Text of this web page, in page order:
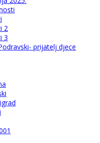
2
3
prijatelj djece